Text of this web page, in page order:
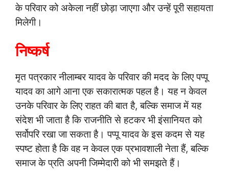
के परिवार को अकेला नहीं छोड़ा जाएगा और उन्हें पूरी सहायता
मिलेगी।
निष्कर्ष
मृत पत्रकार नीलाम्बर यादव के परिवार की मदद के लिए पप्पू
यादव का आगे आना एक सकारात्मक पहल है। यह न केवल
उनके परिवार के लिए राहत की बात है, बल्कि समाज में यह
संदेश भी जाता है कि राजनीति से हटकर भी इंसानियत को
सर्वोपरि रखा जा सकता है। पप्पू यादव के इस कदम से यह
स्पष्ट होता है कि वह न केवल एक प्रभावशाली नेता हैं, बल्कि
समाज के प्रति अपनी जिम्मेदारी को भी समझते हैं।